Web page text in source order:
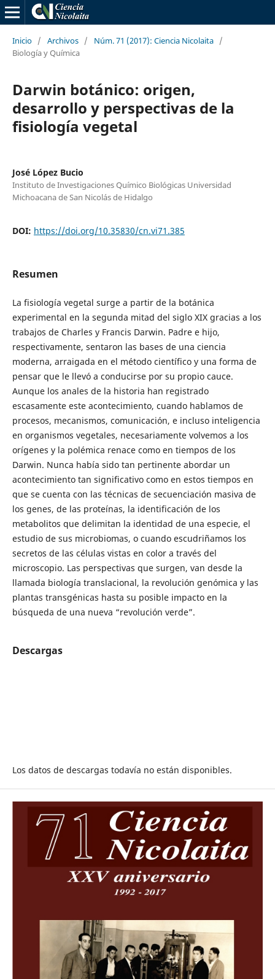
Inicio / Archivos / Núm. 71 (2017): Ciencia Nicolaita /
Biología y Química
Darwin botánico: origen,
desarrollo y perspectivas de la
fisiología vegetal
José López Bucio
Instituto de Investigaciones Quí­mico Biológicas Universidad
Michoacana de San Nicolás de Hidalgo
DOI: https://doi.org/10.35830/cn.vi71.385
Resumen
La fisiología vegetal surge a partir de la botánica
experimental en la segunda mitad del siglo XIX gracias a los
trabajos de Charles y Francis Darwin. Padre e hijo,
respectivamente, sentaron las bases de una ciencia
moderna, arraigada en el método científico y una forma de
pensar que le llevó a conducirse por su propio cauce.
Aunque los anales de la historia han registrado
escasamente este acontecimiento, cuando hablamos de
procesos, mecanismos, comunicación, e incluso inteligencia
en organismos vegetales, necesariamente volvemos a los
orígenes y la polémica renace como en tiempos de los
Darwin. Nunca había sido tan pertinente abordar un
acontecimiento tan significativo como en estos tiempos en
que se cuenta con las técnicas de secuenciación masiva de
los genes, de las proteínas, la identificación de los
metabolitos que delimitan la identidad de una especie, el
estudio de sus microbiomas, o cuando escudriñamos los
secretos de las células vistas en color a través del
microscopio. Las perspectivas que surgen, van desde la
llamada biología translacional, la revolución genómica y las
plantas transgénicas hasta su posible impacto en la
búsqueda de una nueva “revolución verde”.
Descargas
Los datos de descargas todavía no están disponibles.